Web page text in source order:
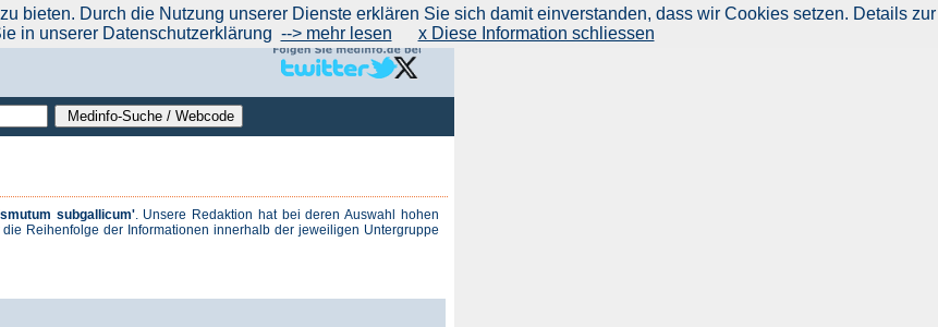
subgallicum'. Unsere Redaktion hat bei deren Auswahl hohen
Reihenfolge der Informationen innerhalb der jeweiligen Untergruppe
| werben auf Medinfo|Anbieter hinzufügen (Gratis!)|über Medinfo|Feedback
bieten. Durch die Nutzung unserer Dienste erklären Sie sich damit einverstanden, dass wir Cookies setzen. Details zur
in unserer Datenschutzerklärung --> mehr lesen x Diese Information schliessen